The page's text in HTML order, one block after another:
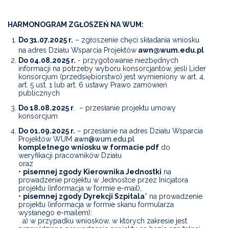
HARMONOGRAM ZGŁOSZEŃ NA WUM:
Do 31.07.2025 r. – zgłoszenie chęci składania wniosku
na adres Działu Wsparcia Projektów awn@wum.edu.pl
Do 04.08.2025 r. - przygotowanie niezbędnych
informacji na potrzeby wyboru konsorcjantów, jeśli Lider
konsorcjum (przedsiębiorstwo) jest wymieniony w art. 4,
art. 5 ust. 1 lub art. 6 ustawy Prawo zamówień
publicznych
Do 18.08.2025 r . – przesłanie projektu umowy
konsorcjum
Do 01.09.2025 r. – przesłanie na adres Działu Wsparcia
Projektów WUM awn@wum.edu.pl
kompletnego wniosku w formacie pdf do
weryfikacji pracowników Działu
oraz
• pisemnej zgody Kierownika Jednostki na
prowadzenie projektu w Jednostce przez Inicjatora
projektu (informacja w formie e-mail),
• pisemnej zgody Dyrekcji Szpitala* na prowadzenie
projektu (informacja w formie skanu formularza
wysłanego e-mailem):
a) w przypadku wniosków, w których zakresie jest